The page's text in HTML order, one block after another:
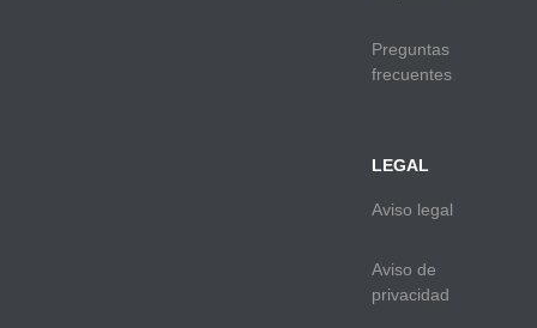
Preguntas
frecuentes
LEGAL
Aviso legal
Aviso de
privacidad